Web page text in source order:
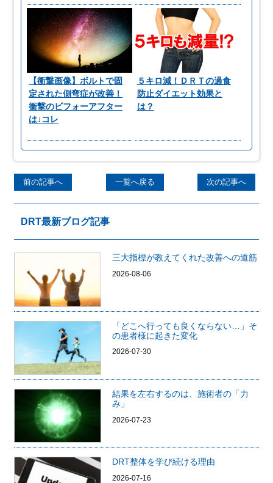
【衝撃画像】ボルトで固
定された側弯症が改善！
衝撃のビフォーアフター
は↓コレ
５キロ減！ＤＲＴの過食
防止ダイエット効果と
は？
前の記事へ 一覧へ戻る 次の記事へ
DRT最新ブログ記事
三大指標が教えてくれた改善への道筋
2026-08-06
「どこへ行っても良くならない…」そ
の患者様に起きた変化
2026-07-30
結果を左右するのは、施術者の「力
み」
2026-07-23
DRT整体を学び続ける理由
2026-07-16